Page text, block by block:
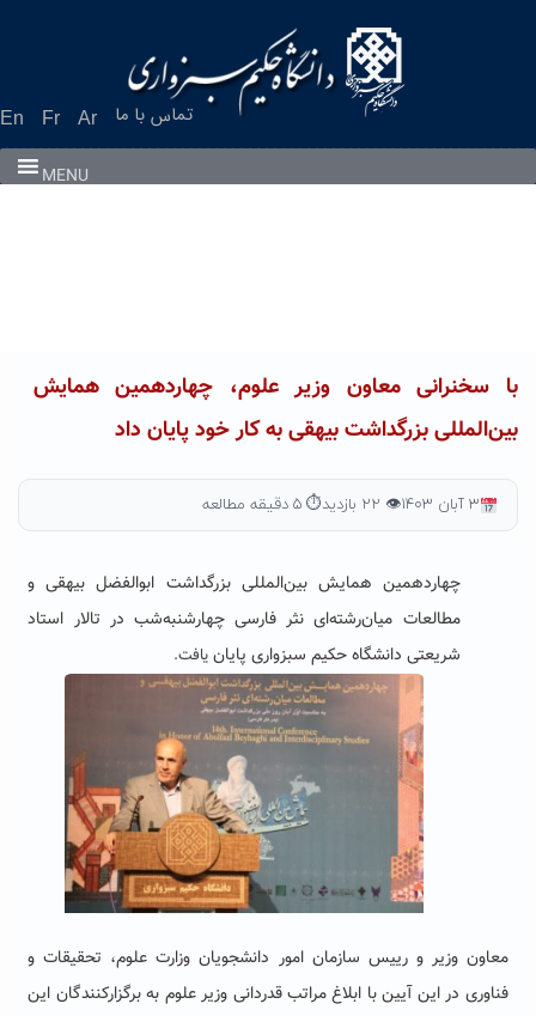
En Fr Ar تماس با ما
MENU
با سخنرانی معاون وزیر علوم، چهاردهمین همایش
بین‌المللی بزرگداشت بیهقی به کار خود پایان داد
۳ آبان ۱۴۰۳ 👁 ۲۲ بازدید ⏱ ۵ دقیقه مطالعه
چهاردهمین همایش بین‌المللی بزرگداشت ابوالفضل بیهقی و
مطالعات میان‌رشته‌ای نثر فارسی چهارشنبه‌شب در تالار استاد
شریعتی دانشگاه حکیم سبزواری پایان یافت.
معاون وزیر و رییس سازمان امور دانشجویان وزارت علوم، تحقیقات و
فناوری در این آیین با ابلاغ مراتب قدردانی وزیر علوم به برگزارکنندگان این